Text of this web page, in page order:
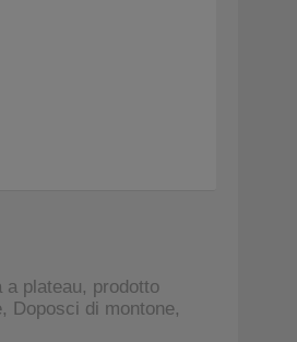
plateau, prodotto
Doposci di montone,